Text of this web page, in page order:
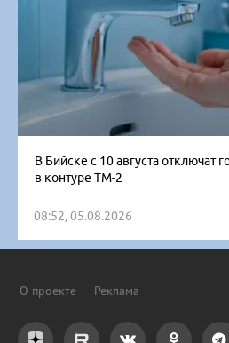
В Бийске с 10 августа отключат
в контуре ТМ-2
08:52, 05.08.2026
О проекте Реклама